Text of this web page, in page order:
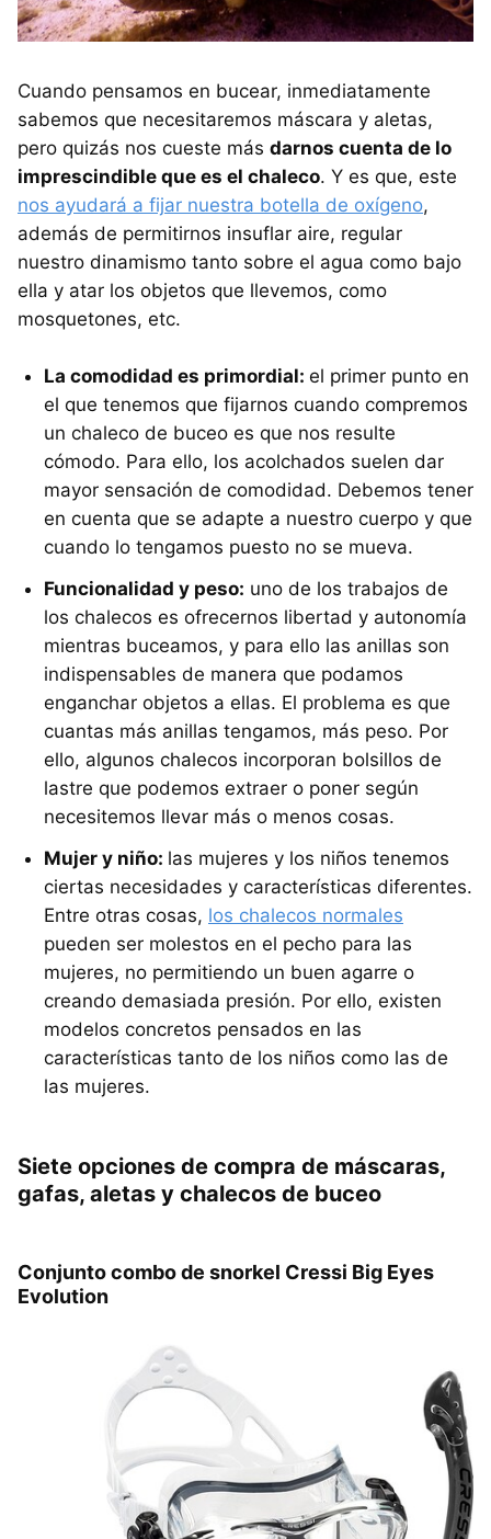
Cuando pensamos en bucear, inmediatamente
sabemos que necesitaremos máscara y aletas,
pero quizás nos cueste más darnos cuenta de lo
imprescindible que es el chaleco. Y es que, este
nos ayudará a fijar nuestra botella de oxígeno,
además de permitirnos insuflar aire, regular
nuestro dinamismo tanto sobre el agua como bajo
ella y atar los objetos que llevemos, como
mosquetones, etc.
La comodidad es primordial: el primer punto en
el que tenemos que fijarnos cuando compremos
un chaleco de buceo es que nos resulte
cómodo. Para ello, los acolchados suelen dar
mayor sensación de comodidad. Debemos tener
en cuenta que se adapte a nuestro cuerpo y que
cuando lo tengamos puesto no se mueva.
Funcionalidad y peso: uno de los trabajos de
los chalecos es ofrecernos libertad y autonomía
mientras buceamos, y para ello las anillas son
indispensables de manera que podamos
enganchar objetos a ellas. El problema es que
cuantas más anillas tengamos, más peso. Por
ello, algunos chalecos incorporan bolsillos de
lastre que podemos extraer o poner según
necesitemos llevar más o menos cosas.
Mujer y niño: las mujeres y los niños tenemos
ciertas necesidades y características diferentes.
Entre otras cosas, los chalecos normales
pueden ser molestos en el pecho para las
mujeres, no permitiendo un buen agarre o
creando demasiada presión. Por ello, existen
modelos concretos pensados en las
características tanto de los niños como las de
las mujeres.
Siete opciones de compra de máscaras,
gafas, aletas y chalecos de buceo
Conjunto combo de snorkel Cressi Big Eyes
Evolution